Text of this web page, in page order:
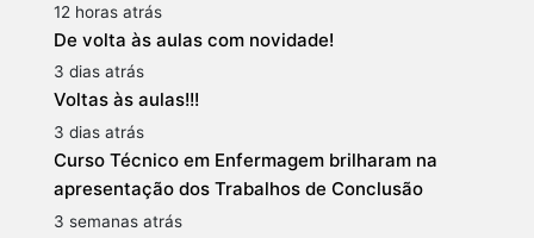
12 horas atrás
De volta às aulas com novidade!
3 dias atrás
Voltas às aulas!!!
3 dias atrás
Curso Técnico em Enfermagem brilharam na
apresentação dos Trabalhos de Conclusão
3 semanas atrás